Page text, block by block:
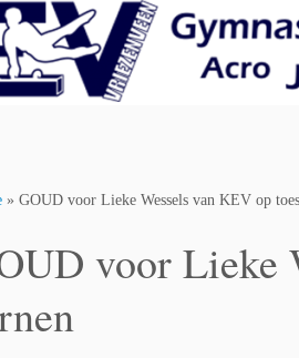
» GOUD voor Lieke Wessels van KEV op
voor Lieke